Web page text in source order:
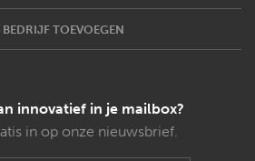
TOEVOEGEN
innovatief in je mailbox?
in op onze nieuwsbrief.